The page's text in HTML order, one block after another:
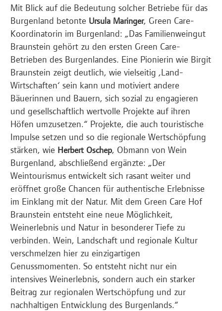
Mit Blick auf die Bedeutung solcher Betriebe für das
Burgenland betonte Ursula Maringer, Green Care-
Koordinatorin im Burgenland: „Das Familienweingut
Braunstein gehört zu den ersten Green Care-
Betrieben des Burgenlandes. Eine Pionierin wie Birgit
Braunstein zeigt deutlich, wie vielseitig ‚Land-
Wirtschaften‘ sein kann und motiviert andere
Bäuerinnen und Bauern, sich sozial zu engagieren
und gesellschaftlich wertvolle Projekte auf ihren
Höfen umzusetzen.“ Projekte, die auch touristische
Impulse setzen und so die regionale Wertschöpfung
stärken, wie Herbert Oschep, Obmann von Wein
Burgenland, abschließend ergänzte: „Der
Weintourismus entwickelt sich rasant weiter und
eröffnet große Chancen für authentische Erlebnisse
im Einklang mit der Natur. Mit dem Green Care Hof
Braunstein entsteht eine neue Möglichkeit,
Weinerlebnis und Natur in besonderer Tiefe zu
verbinden. Wein, Landschaft und regionale Kultur
verschmelzen hier zu einzigartigen
Genussmomenten. So entsteht nicht nur ein
intensives Weinerlebnis, sondern auch ein starker
Beitrag zur regionalen Wertschöpfung und zur
nachhaltigen Entwicklung des Burgenlands.“